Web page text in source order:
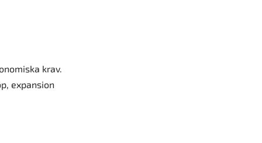
krav.
expansion